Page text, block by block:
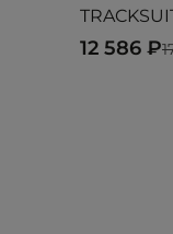
12 586 ₽